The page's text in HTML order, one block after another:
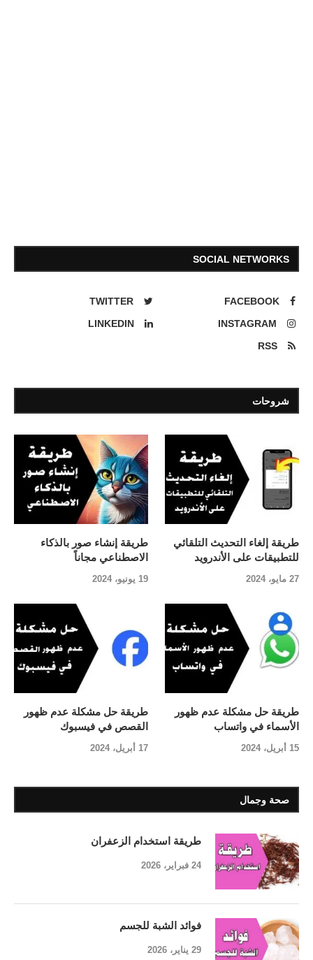
SOCIAL NETWORKS
FACEBOOK
TWITTER
INSTAGRAM
LINKEDIN
RSS
شروحات
طريقة إنشاء صور بالذكاء
الاصطناعي مجاناً
19 يونيو، 2024
طريقة إلغاء التحديث التلقائي
للتطبيقات على الأندرويد
27 مايو، 2024
طريقة حل مشكلة عدم ظهور
القصص في فيسبوك
17 أبريل، 2024
طريقة حل مشكلة عدم ظهور
الأسماء في واتساب
15 أبريل، 2024
صحة وجمال
طريقة استخدام الزعفران
24 فبراير، 2026
فوائد الشبة للجسم
29 يناير، 2026